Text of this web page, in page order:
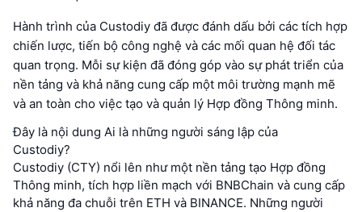
Hành trình của Custodiy đã được đánh dấu bởi các tích hợp
chiến lược, tiến bộ công nghệ và các mối quan hệ đối tác
quan trọng. Mỗi sự kiện đã đóng góp vào sự phát triển của
nền tảng và khả năng cung cấp một môi trường mạnh mẽ
và an toàn cho việc tạo và quản lý Hợp đồng Thông minh.
Đây là nội dung Ai là những người sáng lập của
Custodiy?
Custodiy (CTY) nổi lên như một nền tảng tạo Hợp đồng
Thông minh, tích hợp liền mạch với BNBChain và cung cấp
khả năng đa chuỗi trên ETH và BINANCE. Những người